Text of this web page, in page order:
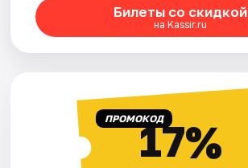
Билеты со скидкой
на Kassir.ru
ПРОМОКОД17%